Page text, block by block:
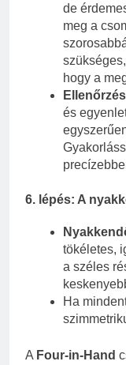
de
meg a
hogy a
és
6. lépés: A
tökéletes,
a széles
Ha
A Four-in-Hand